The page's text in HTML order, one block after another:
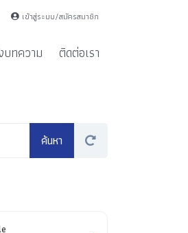
เข้าสู่ระบบ/สมัครสมาชิก
บทความ ติดต่อเรา